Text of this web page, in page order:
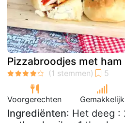
Pizzabroodjes met
Voorgerechten Gemakkelijk
Ingrediënten: Het deeg :